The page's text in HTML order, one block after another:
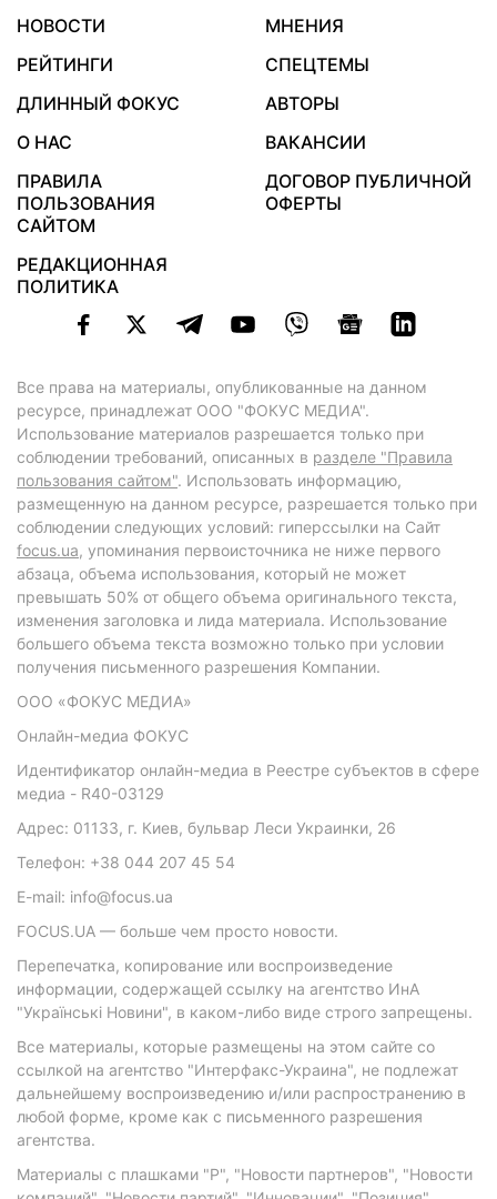
НОВОСТИ
МНЕНИЯ
РЕЙТИНГИ
СПЕЦТЕМЫ
ДЛИННЫЙ ФОКУС
АВТОРЫ
О НАС
ВАКАНСИИ
ПРАВИЛА
ПОЛЬЗОВАНИЯ
САЙТОМ
ДОГОВОР ПУБЛИЧНОЙ
ОФЕРТЫ
РЕДАКЦИОННАЯ
ПОЛИТИКА
Все права на материалы, опубликованные на данном
ресурсе, принадлежат ООО "ФОКУС МЕДИА".
Использование материалов разрешается только при
соблюдении требований, описанных в разделе "Правила
пользования сайтом". Использовать информацию,
размещенную на данном ресурсе, разрешается только при
соблюдении следующих условий: гиперссылки на Сайт
focus.ua, упоминания первоисточника не ниже первого
абзаца, объема использования, который не может
превышать 50% от общего объема оригинального текста,
изменения заголовка и лида материала. Использование
большего объема текста возможно только при условии
получения письменного разрешения Компании.
ООО «ФОКУС МЕДИА»
Онлайн-медиа ФОКУС
Идентификатор онлайн-медиа в Реестре субъектов в сфере
медиа - R40-03129
Адрес: 01133, г. Киев, бульвар Леси Украинки, 26
Телефон: +38 044 207 45 54
E-mail: info@focus.ua
FOCUS.UA — больше чем просто новости.
Перепечатка, копирование или воспроизведение
информации, содержащей ссылку на агентство ИнА
"Українські Новини", в каком-либо виде строго запрещены.
Все материалы, которые размещены на этом сайте со
ссылкой на агентство "Интерфакс-Украина", не подлежат
дальнейшему воспроизведению и/или распространению в
любой форме, кроме как с письменного разрешения
агентства.
Материалы с плашками "Р", "Новости партнеров", "Новости